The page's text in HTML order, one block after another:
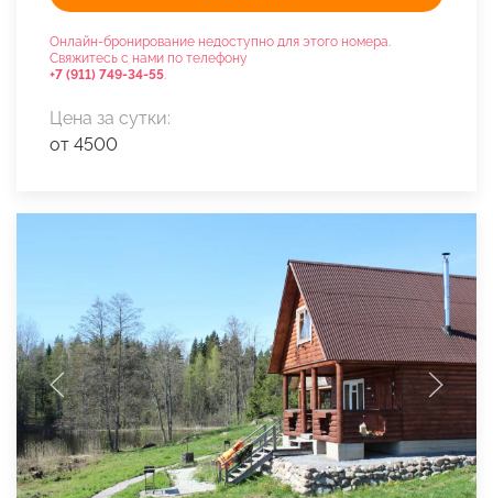
Онлайн-бронирование недоступно для этого номера.
Свяжитесь с нами по телефону
+7 (911) 749-34-55
Цена за сутки:
от 4500